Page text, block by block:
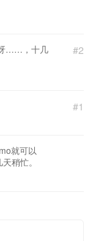
#2
……，十几
#1
就可以
稍忙。